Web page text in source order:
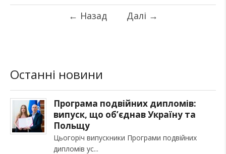
← Назад Далі →
Останні новини
Програма подвійних дипломів:
випуск, що об’єднав Україну та
Польщу
Цьогоріч випускники Програми подвійних
дипломів ус